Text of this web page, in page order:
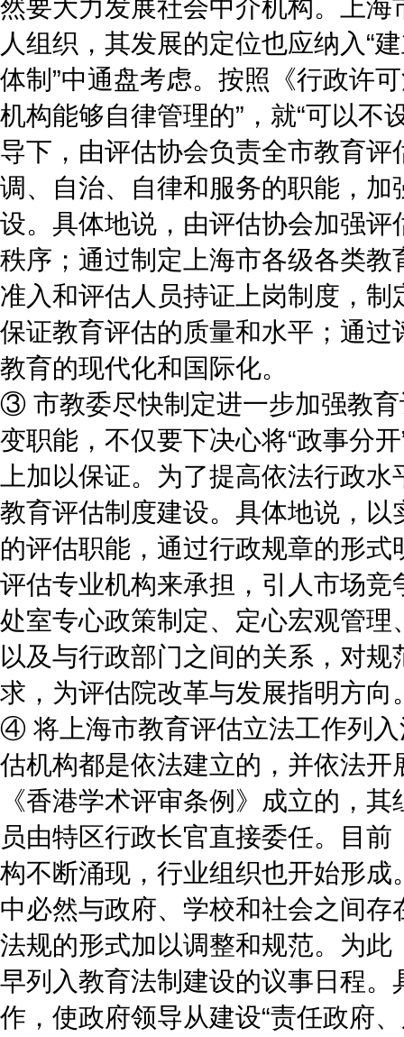
然要大力发展社会中介机构。上
人组织，其发展的定位也应纳入“
体制”中通盘考虑。按照《行政许
机构能够自律管理的”，就“可以不
导下，由评估协会负责全市教育
调、自治、自律和服务的职能，
设。具体地说，由评估协会加强
秩序；通过制定上海市各级各类
准入和评估人员持证上岗制度，
保证教育评估的质量和水平；通
教育的现代化和国际化。
③ 市教委尽快制定进一步加强教
变职能，不仅要下决心将“政事分
上加以保证。为了提高依法行政
教育评估制度建设。具体地说，
的评估职能，通过行政规章的形
评估专业机构来承担，引人市场
处室专心政策制定、定心宏观管
以及与行政部门之间的关系，对
求，为评估院改革与发展指明方向
④ 将上海市教育评估立法工作列
估机构都是依法建立的，并依法
《香港学术评审条例》成立的，
员由特区行政长官直接委任。目
构不断涌现，行业组织也开始形
中必然与政府、学校和社会之间
法规的形式加以调整和规范。为
早列入教育法制建设的议事日程
作，使政府领导从建设“责任政府